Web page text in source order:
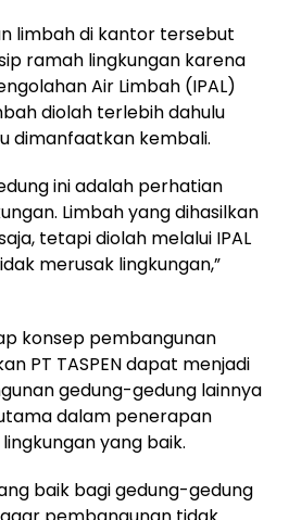
limbah di kantor tersebut
ramah lingkungan karena
Air Limbah (IPAL)
diolah terlebih dahulu
dimanfaatkan kembali.
ini adalah perhatian
Limbah yang dihasilkan
tetapi diolah melalui IPAL
merusak lingkungan,”
konsep pembangunan
PT TASPEN dapat menjadi
gedung-gedung lainnya
dalam penerapan
yang baik.
baik bagi gedung-gedung